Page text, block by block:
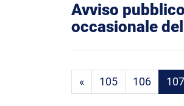
Avviso
occasionale
«Prima pagina
105 106 107